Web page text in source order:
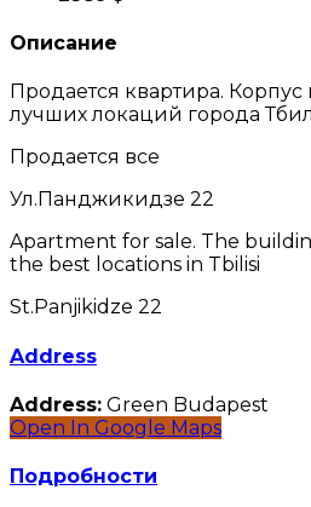
Описание
Продается квартира.
лучших локаций города
Продается все
Ул.Панджикидзе 22
Apartment for sale. The
the best locations in Tbilisi
St.Panjikidze 22
Address
Address: Green Budapest
Open In Google Maps
Подробности